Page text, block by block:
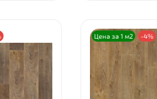
Цена за 1 м2 -4%